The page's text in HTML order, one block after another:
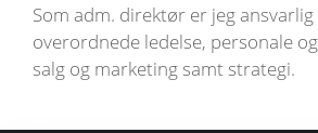
Som adm. direktør er jeg
overordnede ledelse, personale
salg og marketing samt strategi.